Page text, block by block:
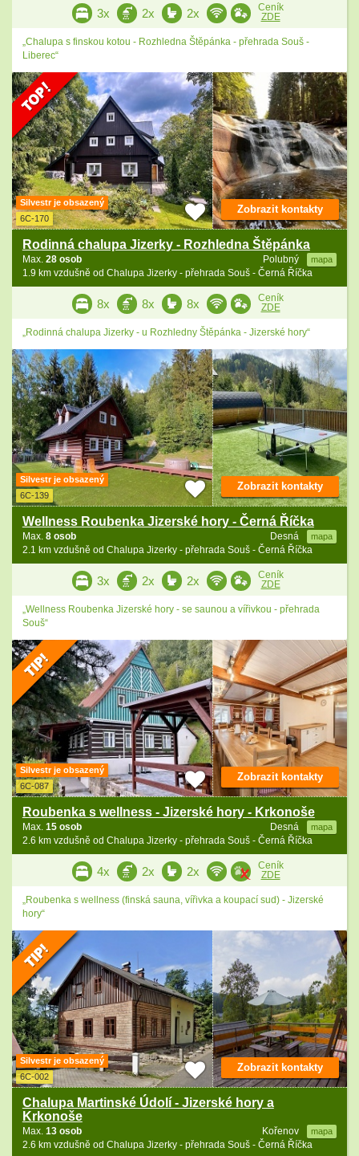
3x 2x 2x
Ceník
ZDE
„Chalupa s finskou kotou - Rozhledna Štěpánka - přehrada Souš -
Liberec“
Silvestr je obsazený
6C-170
Rodinná chalupa Jizerky - Rozhledna Štěpánka
Polubný mapa
Max. 28 osob
1.9 km vzdušně od Chalupa Jizerky - přehrada Souš - Černá Říčka
Zobrazit kontakty
8x 8x 8x
Ceník
ZDE
„Rodinná chalupa Jizerky - u Rozhledny Štěpánka - Jizerské hory“
Silvestr je obsazený
6C-139
Wellness Roubenka Jizerské hory - Černá Říčka
Desná mapa
Max. 8 osob
2.1 km vzdušně od Chalupa Jizerky - přehrada Souš - Černá Říčka
Zobrazit kontakty
3x 2x 2x
Ceník
ZDE
„Wellness Roubenka Jizerské hory - se saunou a vířivkou - přehrada
Souš“
Silvestr je obsazený
6C-087
Roubenka s wellness - Jizerské hory - Krkonoše
Desná mapa
Max. 15 osob
2.6 km vzdušně od Chalupa Jizerky - přehrada Souš - Černá Říčka
Zobrazit kontakty
4x 2x 2x
Ceník
ZDE
„Roubenka s wellness (finská sauna, vířivka a koupací sud) - Jizerské
hory“
Silvestr je obsazený
6C-002
Chalupa Martinské Údolí - Jizerské hory a
Krkonoše
Kořenov mapa
Max. 13 osob
2.6 km vzdušně od Chalupa Jizerky - přehrada Souš - Černá Říčka
Zobrazit kontakty